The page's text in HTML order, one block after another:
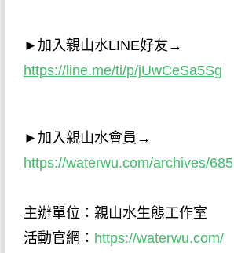
► 加入親山水LINE好友→
https://line.me/ti/p/jUwCeSa5Sg
► 加入親山水會員→
https://waterwu.com/archives/685
主辦單位：親山水生態工作室
活動官網 ： https://waterwu.com/